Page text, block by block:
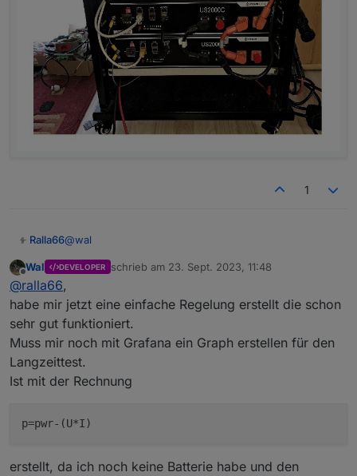
1
Ralla66@wal
dann lass uns doch eine Var einfügen Spannungswert
Ausgang. Diese kann dann
fest sein oder Variable durch Pylon Spannungswerte
oder andere Wechselrichterwerte
beschrieben werden. Festwert würde mir auch
reichen, so genau muss das nicht geregelt
werden.
Ich mag die alten Analoginstrumente :-)
Offline
Wal DEVELOPER schrieb am 23. Sept. 2023, 11:48
zuletzt editiert von
@ralla66,
habe mir jetzt eine einfache Regelung erstellt die schon
sehr gut funktioniert.
Muss mir noch mit Grafana ein Graph erstellen für den
Langzeittest.
Ist mit der Rechnung
p
erstellt, da ich noch keine Batterie habe und den